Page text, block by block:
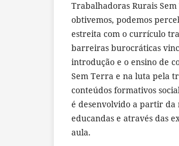
Trabalhadoras Rurais
obtivemos, podemos
estreita com o currículo
barreiras burocráticas
introdução e o ensino de
Sem Terra e na luta pela
conteúdos formativos
é desenvolvido a partir da
educandas e através das
aula.